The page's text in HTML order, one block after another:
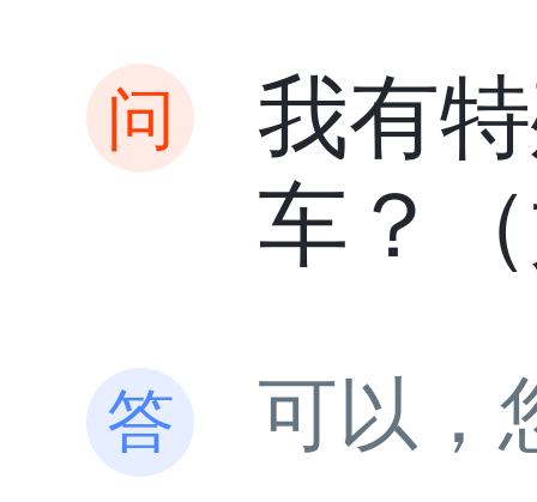
我有
车？
可以，